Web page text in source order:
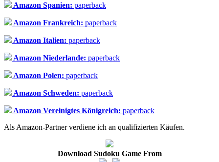
Amazon Spanien: paperback
Amazon Frankreich: paperback
Amazon Italien: paperback
Amazon Niederlande: paperback
Amazon Polen: paperback
Amazon Schweden: paperback
Amazon Vereinigtes Königreich: paperback
Als Amazon-Partner verdiene ich an qualifizierten Käufen.
Download Sudoku Game From